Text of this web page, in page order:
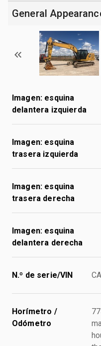
General
Imagen: esquina
delantera izquierda
Imagen: esquina
trasera izquierda
Imagen: esquina
trasera derecha
Imagen: esquina
delantera derecha
N.º de serie/VIN
Horímetro /
Odómetro